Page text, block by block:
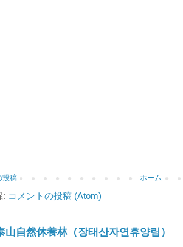
投稿 ホーム
: コメントの投稿 (Atom)
山自然休養林（장태산자연휴양림）